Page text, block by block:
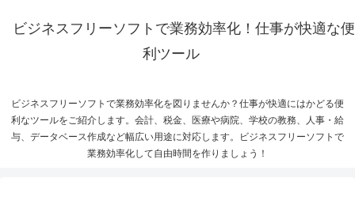
ビジネスフリーソフトで業務効率化！仕事が快適な便
利ツール
ビジネスフリーソフトで業務効率化を図りませんか？仕事が快適にはかどる便
利なツールをご紹介します。会計、税金、医療や病院、学校の教務、人事・給
与、データベース作成など幅広い用途に対応します。ビジネスフリーソフトで
業務効率化して自由時間を作りましょう！